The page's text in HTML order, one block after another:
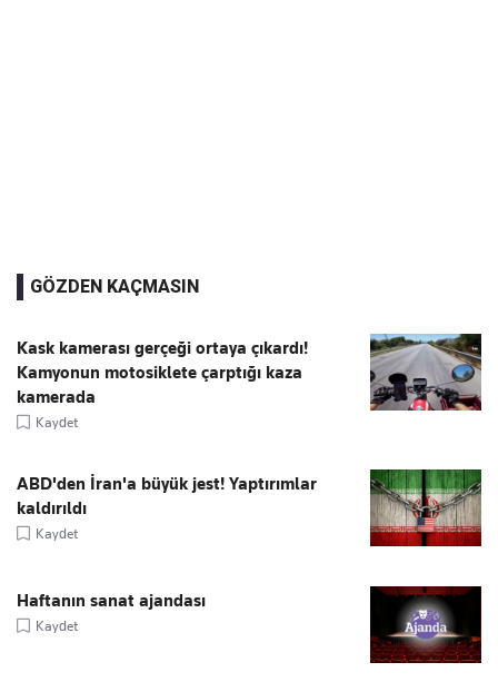
GÖZDEN KAÇMASIN
Kask kamerası gerçeği ortaya çıkardı!
Kamyonun motosiklete çarptığı kaza
kamerada
Kaydet
ABD'den İran'a büyük jest! Yaptırımlar
kaldırıldı
Kaydet
Haftanın sanat ajandası
Kaydet